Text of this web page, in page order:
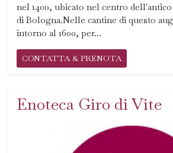
nel 1400, ubicato nel centro
di Bologna.Nelle cantine di questo
intorno al 1600, per...
CONTATTA & PRENOTA
Enoteca Giro di Vite